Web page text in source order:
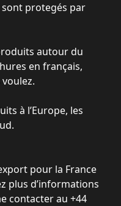
protegés par
autour du
en français,
à l’Europe, les
pour la France
plus d’informations
contacter au +44